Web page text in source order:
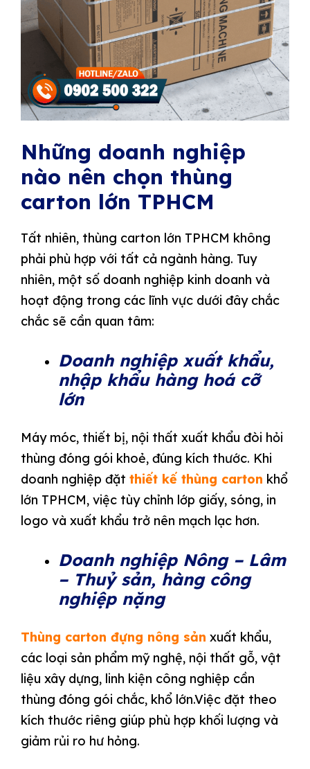
Những doanh nghiệp
nào nên chọn thùng
carton lớn TPHCM
Tất nhiên, thùng carton lớn TPHCM không
phải phù hợp với tất cả ngành hàng. Tuy
nhiên, một số doanh nghiệp kinh doanh và
hoạt động trong các lĩnh vực dưới đây chắc
chắc sẽ cần quan tâm:
Doanh nghiệp xuất khẩu,
nhập khẩu hàng hoá cỡ
lớn
Máy móc, thiết bị, nội thất xuất khẩu đòi hỏi
thùng đóng gói khoẻ, đúng kích thước. Khi
doanh nghiệp đặt thiết kế thùng carton khổ
lớn TPHCM, việc tùy chỉnh lớp giấy, sóng, in
logo và xuất khẩu trở nên mạch lạc hơn.
Doanh nghiệp Nông – Lâm
– Thuỷ sản, hàng công
nghiệp nặng
Thùng carton đựng nông sản xuất khẩu,
các loại sản phẩm mỹ nghệ, nội thất gỗ, vật
liệu xây dựng, linh kiện công nghiệp cần
thùng đóng gói chắc, khổ lớn.Việc đặt theo
kích thước riêng giúp phù hợp khối lượng và
giảm rủi ro hư hỏng.